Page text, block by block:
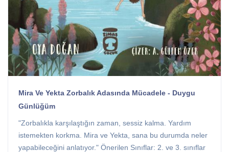
Mira Ve Yekta Zorbalık Adasında Mücadele - Duygu
Günlüğüm
"Zorbalıkla karşılaştığın zaman, sessiz kalma. Yardım
istemekten korkma. Mira ve Yekta, sana bu durumda neler
yapabileceğini anlatıyor." Önerilen Sınıflar: 2. ve 3. sınıflar